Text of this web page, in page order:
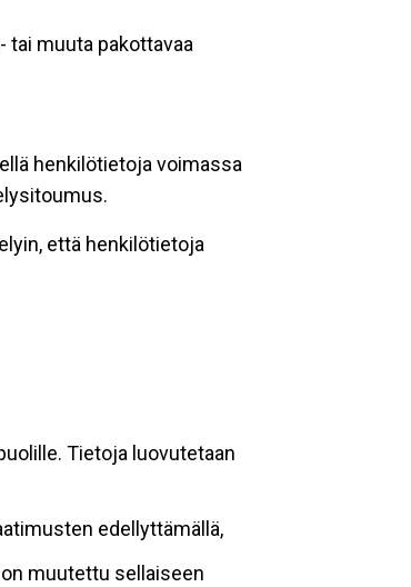
muuta pakottavaa
henkilötietoja voimassa
että henkilötietoja
Tietoja luovutetaan
edellyttämällä,
muutettu sellaiseen